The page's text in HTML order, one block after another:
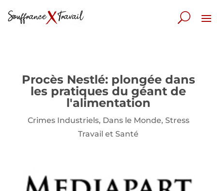
Procès Nestlé: plongée dans
les pratiques du géant de
l'alimentation
Crimes Industriels, Dans le Monde, Stress
Travail et Santé